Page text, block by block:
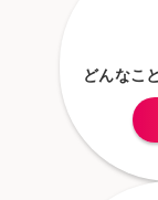
どんなこ